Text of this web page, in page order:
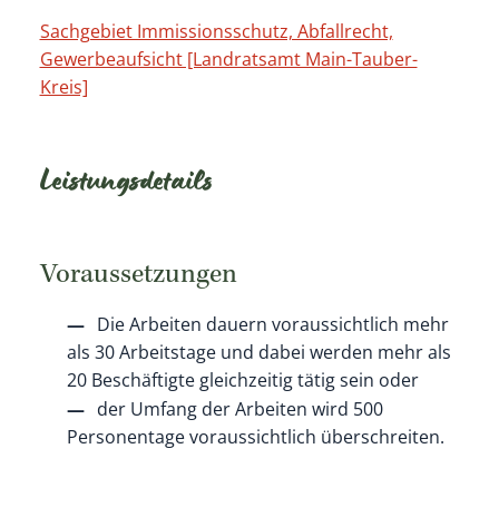
Sachgebiet Immissionsschutz, Abfallrecht,
Gewerbeaufsicht [Landratsamt Main-Tauber-
Kreis]
Leistungsdetails
Voraussetzungen
Die Arbeiten dauern voraussichtlich mehr
als 30 Arbeitstage und dabei werden mehr als
20 Beschäftigte gleichzeitig tätig sein oder
der Umfang der Arbeiten wird 500
Personentage voraussichtlich überschreiten.